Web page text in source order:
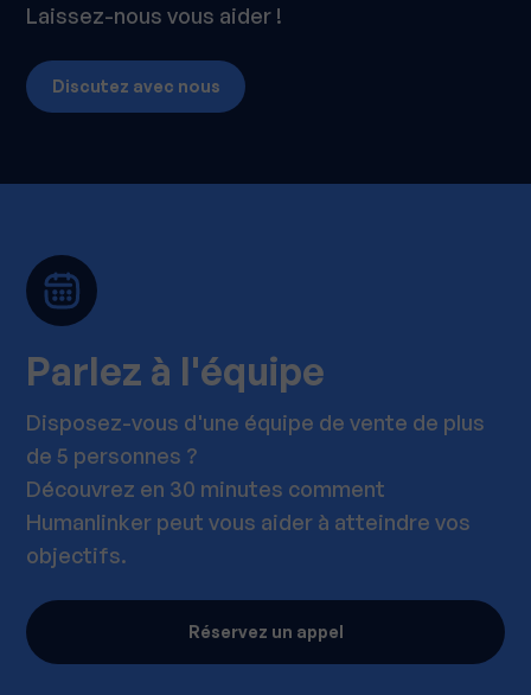
Laissez-nous vous aider !
Discutez avec nous
Parlez à l'équipe
Disposez-vous d'une équipe de vente de plus
de 5 personnes ?
Découvrez en 30 minutes comment
Humanlinker peut vous aider à atteindre vos
objectifs.
Réservez un appel